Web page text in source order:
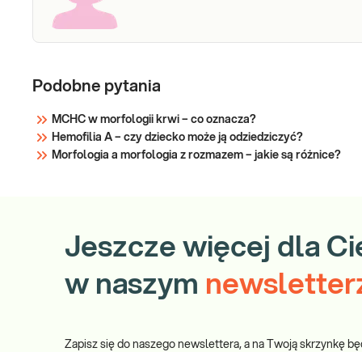
Podobne pytania
MCHC w morfologii krwi – co oznacza?
Hemofilia A – czy dziecko może ją odziedziczyć?
Morfologia a morfologia z rozmazem – jakie są różnice?
Jeszcze więcej dla
w naszym
Zapisz się do naszego newslettera, a na Twoją skrzynkę